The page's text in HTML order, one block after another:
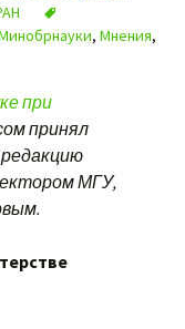
, Мнения,
при
принял
МГУ,